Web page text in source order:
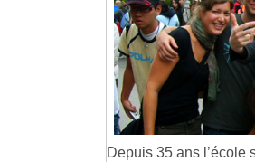
Depuis 35 ans l’école